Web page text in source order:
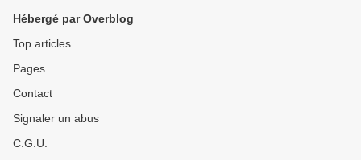
Hébergé par Overblog
Top articles
Pages
Contact
Signaler un abus
C.G.U.